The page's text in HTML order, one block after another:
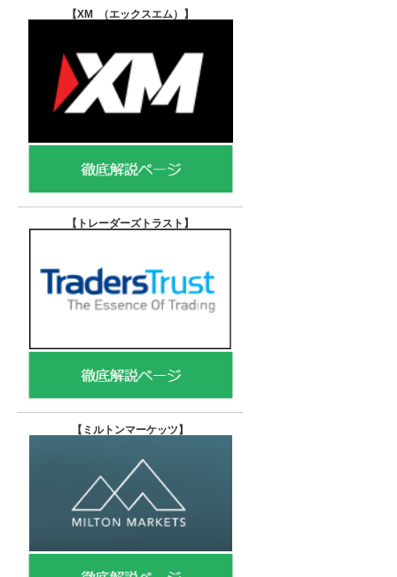
【XM （エックスエム） 】
【トレーダーズトラスト 】
【 ミルトンマーケッツ】